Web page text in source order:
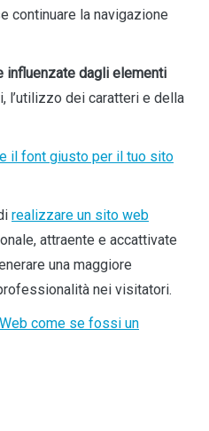
continuare la navigazione
influenzate dagli elementi
l’utilizzo dei caratteri e della
il font giusto per il tuo sito
realizzare un sito web
attraente e accattivate
una maggiore
nei visitatori.
come se fossi un